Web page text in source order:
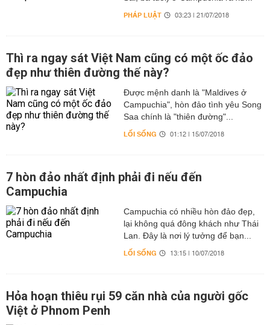
PHÁP LUẬT 03:23 | 21/07/2018
Thì ra ngay sát Việt Nam cũng có một ốc đảo
đẹp như thiên đường thế này?
Được mệnh danh là "Maldives ở
Campuchia", hòn đảo tình yêu Song
Saa chính là "thiên đường"...
LỐI SỐNG 01:12 | 15/07/2018
7 hòn đảo nhất định phải đi nếu đến
Campuchia
Campuchia có nhiều hòn đảo đẹp,
lại không quá đông khách như Thái
Lan. Đây là nơi lý tưởng để bạn...
LỐI SỐNG 13:15 | 10/07/2018
Hỏa hoạn thiêu rụi 59 căn nhà của người gốc
Việt ở Phnom Penh